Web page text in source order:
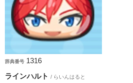
辞典番号 1316
ラインハルト / らいんはると